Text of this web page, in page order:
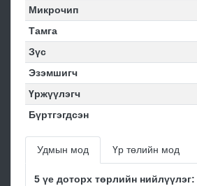
Микрочип
Тамга
Зүс
Эзэмшигч
Үржүүлэгч
Бүртгэгдсэн
Удмын мод Үр төлийн мод
5 үе доторх төрлийн нийлүүлэг: